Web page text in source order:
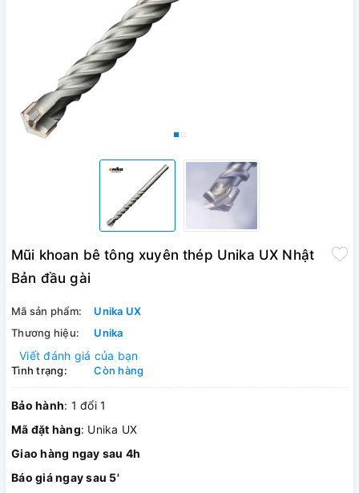
Mũi khoan bê tông xuyên thép Unika UX Nhật
Bản đầu gài
Mã sản phẩm:
Unika UX
Thương hiệu:
Unika
Viết đánh giá của bạn
Tình trạng: Còn hàng
Bảo hành: 1 đổi 1
Mã đặt hàng: Unika UX
Giao hàng ngay sau 4h
Báo giá ngay sau 5'